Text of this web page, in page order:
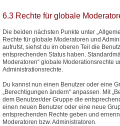
6.3 Rechte für globale
Die beiden nächsten Punkte unter
Rechte für globale Moderatoren und
aufrufst, siehst du im oberen Teil die
entsprechenden Status haben.
Moderatoren“ globale Moderationsrechte
Administrationsrechte.
Du kannst nun einen Benutzer oder eine
„Berechtigungen ändern“ anpassen. Mit
dem Benutzer/der Gruppe die
einen neuen Benutzer oder eine neue
entsprechenden Rechte geben und
Moderatoren bzw. Administratoren.